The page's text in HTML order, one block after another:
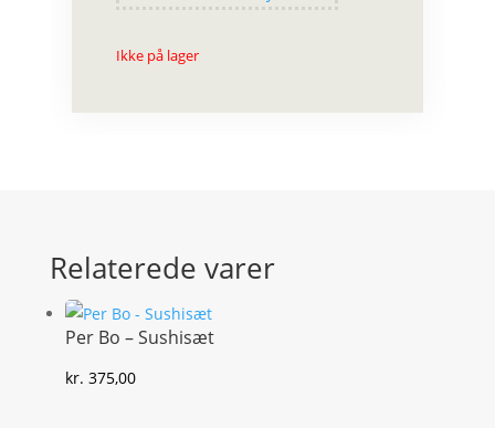
Ikke på lager
Relaterede varer
Per Bo – Sushisæt
kr. 375,00